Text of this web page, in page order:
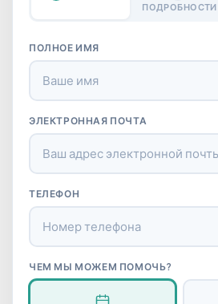
ПОДРОБНОСТИ
ПОЛНОЕ ИМЯ
ЭЛЕКТРОННАЯ ПОЧТА
ТЕЛЕФОН
ЧЕМ МЫ МОЖЕМ ПОМОЧЬ?